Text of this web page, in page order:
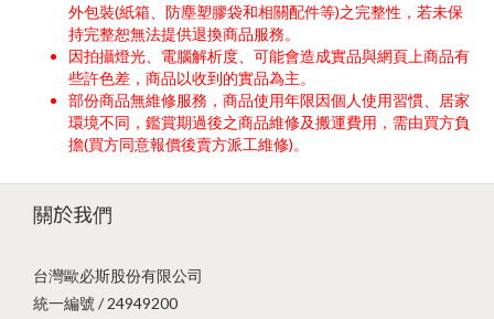
外包裝(紙箱、防塵塑膠袋和相關配件等)之完整性，若未保
持完整恕無法提供退換商品服務。
因拍攝燈光、電腦解析度、可能會造成實品與網頁上商品有
些許色差，商品以收到的實品為主。
部份商品無維修服務，商品使用年限因個人使用習慣、居家
環境不同，鑑賞期過後之商品維修及搬運費用，需由買方負
擔(買方同意報價後賣方派工維修)。
關於我們
台灣歐必斯股份有限公司
統一編號 / 24949200